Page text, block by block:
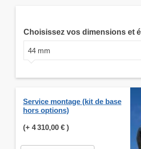
Choisissez vos dimensions et
44 mm
Service montage (kit de base
hors options)
(+ 4 310,00 € )